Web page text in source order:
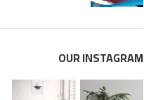
OUR INSTAGRAM